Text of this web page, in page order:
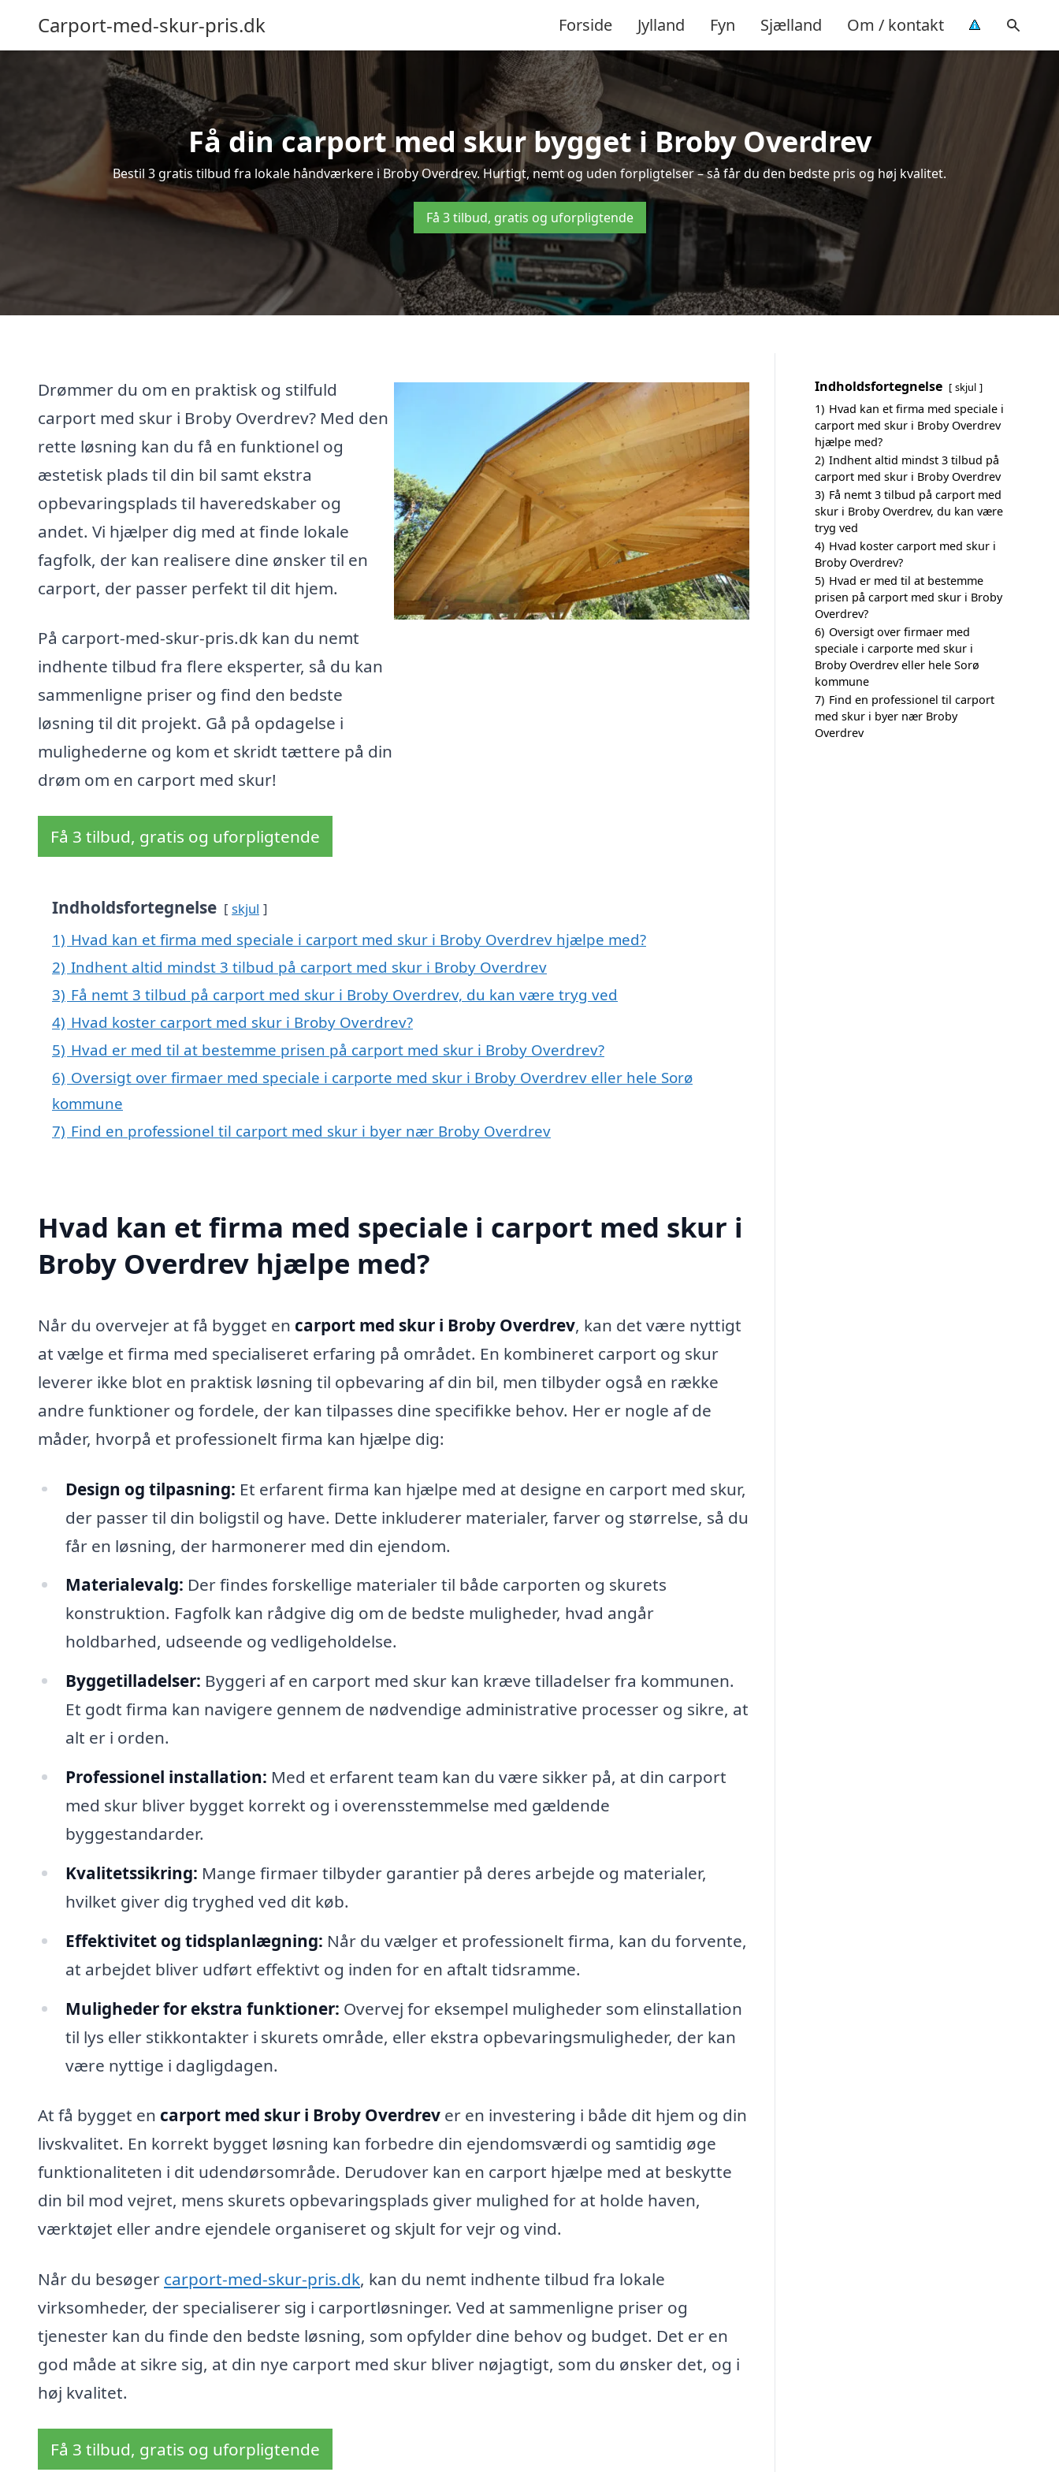
Carport-med-skur-pris.dk Forside Jylland Fyn Sjælland Om / kontakt
Få din carport med skur bygget i Broby Overdrev
Bestil 3 gratis tilbud fra lokale håndværkere i Broby Overdrev. Hurtigt, nemt og uden forpligtelser – så får du den bedste pris og høj kvalitet.
Få 3 tilbud, gratis og uforpligtende
Drømmer du om en praktisk og stilfuld
carport med skur i Broby Overdrev? Med den
rette løsning kan du få en funktionel og
æstetisk plads til din bil samt ekstra
opbevaringsplads til haveredskaber og
andet. Vi hjælper dig med at finde lokale
fagfolk, der kan realisere dine ønsker til en
carport, der passer perfekt til dit hjem.
På carport-med-skur-pris.dk kan du nemt
indhente tilbud fra flere eksperter, så du kan
sammenligne priser og find den bedste
løsning til dit projekt. Gå på opdagelse i
mulighederne og kom et skridt tættere på din
drøm om en carport med skur!
Få 3 tilbud, gratis og uforpligtende
Indholdsfortegnelse skjul
1) Hvad kan et firma med speciale i carport med skur i Broby Overdrev hjælpe med?
2) Indhent altid mindst 3 tilbud på carport med skur i Broby Overdrev
3) Få nemt 3 tilbud på carport med skur i Broby Overdrev, du kan være tryg ved
4) Hvad koster carport med skur i Broby Overdrev?
5) Hvad er med til at bestemme prisen på carport med skur i Broby Overdrev?
6) Oversigt over firmaer med speciale i carporte med skur i Broby Overdrev eller hele Sorø
kommune
7) Find en professionel til carport med skur i byer nær Broby Overdrev
Hvad kan et firma med speciale i carport med skur i
Broby Overdrev hjælpe med?
Når du overvejer at få bygget en carport med skur i Broby Overdrev, kan det være nyttigt
at vælge et firma med specialiseret erfaring på området. En kombineret carport og skur
leverer ikke blot en praktisk løsning til opbevaring af din bil, men tilbyder også en række
andre funktioner og fordele, der kan tilpasses dine specifikke behov. Her er nogle af de
måder, hvorpå et professionelt firma kan hjælpe dig:
Design og tilpasning: Et erfarent firma kan hjælpe med at designe en carport med skur,
der passer til din boligstil og have. Dette inkluderer materialer, farver og størrelse, så du
får en løsning, der harmonerer med din ejendom.
Materialevalg: Der findes forskellige materialer til både carporten og skurets
konstruktion. Fagfolk kan rådgive dig om de bedste muligheder, hvad angår
holdbarhed, udseende og vedligeholdelse.
Byggetilladelser: Byggeri af en carport med skur kan kræve tilladelser fra kommunen.
Et godt firma kan navigere gennem de nødvendige administrative processer og sikre, at
alt er i orden.
Professionel installation: Med et erfarent team kan du være sikker på, at din carport
med skur bliver bygget korrekt og i overensstemmelse med gældende
byggestandarder.
Kvalitetssikring: Mange firmaer tilbyder garantier på deres arbejde og materialer,
hvilket giver dig tryghed ved dit køb.
Effektivitet og tidsplanlægning: Når du vælger et professionelt firma, kan du forvente,
at arbejdet bliver udført effektivt og inden for en aftalt tidsramme.
Muligheder for ekstra funktioner: Overvej for eksempel muligheder som elinstallation
til lys eller stikkontakter i skurets område, eller ekstra opbevaringsmuligheder, der kan
være nyttige i dagligdagen.
At få bygget en carport med skur i Broby Overdrev er en investering i både dit hjem og din
livskvalitet. En korrekt bygget løsning kan forbedre din ejendomsværdi og samtidig øge
funktionaliteten i dit udendørsområde. Derudover kan en carport hjælpe med at beskytte
din bil mod vejret, mens skurets opbevaringsplads giver mulighed for at holde haven,
værktøjet eller andre ejendele organiseret og skjult for vejr og vind.
Når du besøger carport-med-skur-pris.dk, kan du nemt indhente tilbud fra lokale
virksomheder, der specialiserer sig i carportløsninger. Ved at sammenligne priser og
tjenester kan du finde den bedste løsning, som opfylder dine behov og budget. Det er en
god måde at sikre sig, at din nye carport med skur bliver nøjagtigt, som du ønsker det, og i
høj kvalitet.
Få 3 tilbud, gratis og uforpligtende
Indholdsfortegnelse skjul
1) Hvad kan et firma med speciale i
carport med skur i Broby Overdrev
hjælpe med?
2) Indhent altid mindst 3 tilbud på
carport med skur i Broby Overdrev
3) Få nemt 3 tilbud på carport med
skur i Broby Overdrev, du kan være
tryg ved
4) Hvad koster carport med skur i
Broby Overdrev?
5) Hvad er med til at bestemme
prisen på carport med skur i Broby
Overdrev?
6) Oversigt over firmaer med
speciale i carporte med skur i
Broby Overdrev eller hele Sorø
kommune
7) Find en professionel til carport
med skur i byer nær Broby
Overdrev